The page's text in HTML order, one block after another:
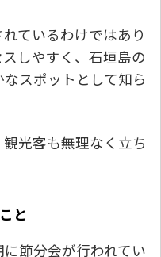
ているわけではあり
しやすく、石垣島の
スポットとして知ら
光客も無理なく立ち
と
節分会が行われてい